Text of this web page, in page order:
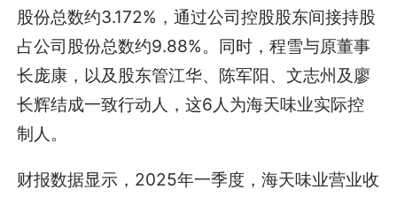
股份总数约3.172%，通过公司控股股东间接持股
占公司股份总数约9.88%。同时，程雪与原董事
长庞康，以及股东管江华、陈军阳、文志州及廖
长辉结成一致行动人，这6人为海天味业实际控
制人。
财报数据显示，2025年一季度，海天味业营业收